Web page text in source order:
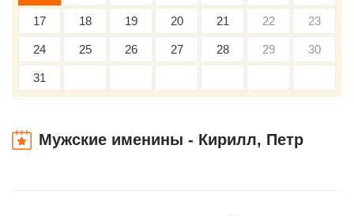
17 18 19 20 21 22 23
24 25 26 27 28 29 30
31
Мужские именины - Кирилл, Петр